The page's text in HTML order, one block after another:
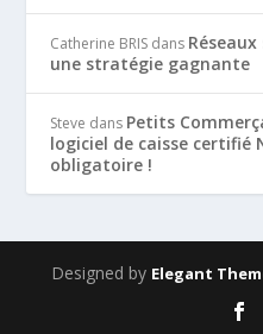
Catherine BRIS dans
une stratégie gagnante
Steve dans Petits
logiciel de caisse certifié
obligatoire !
Designed by Elegant